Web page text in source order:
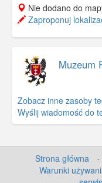
widoczna
uberreicht
w siedzibie
Wodzowi
twarzową,
"Foto-
Nie dodano do
Zaproponuj
Muzeum
Zobacz inne zasoby
Wyślij wiadomość do
Strona główna ·
Warunki